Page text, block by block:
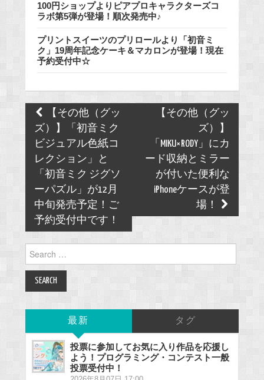
100円ショップよりピアプロキャラクターズコ
ラボ第5弾が登場！順次発売中♪
プリントスイーツのプリロールより「初音ミ
ク」19周年記念ケーキ＆マカロンが登場！現在
予約受付中☆
Post
navigation
【その他（グッ
ズ）】「初音ミク
ビジュアル色紙コ
レクション」と
「初音ミク ジグソ
ーパズル」が12月
中旬発売予定！ご
予約受付中です！
【その他（グッ
ズ）】
「MIKU×RODY」にカ
ード収納とミラー
が付いた便利な
iPhoneケースが登
場！
Search
for:
最新 タグ
投票に参加してお気に入り作品を応援し
よう！プログラミング・コンテスト一般
投票受付中！